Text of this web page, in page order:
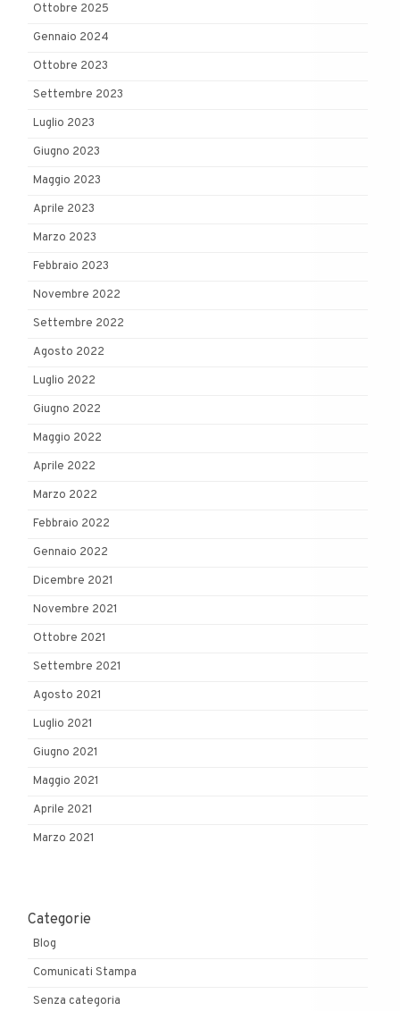
Ottobre 2025
Gennaio 2024
Ottobre 2023
Settembre 2023
Luglio 2023
Giugno 2023
Maggio 2023
Aprile 2023
Marzo 2023
Febbraio 2023
Novembre 2022
Settembre 2022
Agosto 2022
Luglio 2022
Giugno 2022
Maggio 2022
Aprile 2022
Marzo 2022
Febbraio 2022
Gennaio 2022
Dicembre 2021
Novembre 2021
Ottobre 2021
Settembre 2021
Agosto 2021
Luglio 2021
Giugno 2021
Maggio 2021
Aprile 2021
Marzo 2021
Categorie
Blog
Comunicati Stampa
Senza categoria